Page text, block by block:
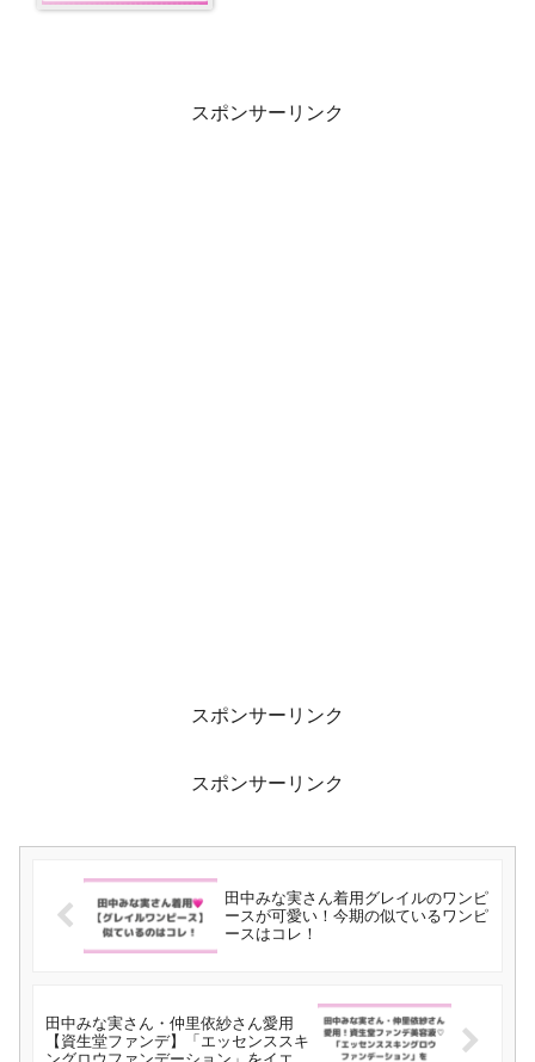
スポンサーリンク
スポンサーリンク
スポンサーリンク
田中みな実さん着用グレイルのワンピ
ースが可愛い！今期の似ているワンピ
ースはコレ！
田中みな実さん・仲里依紗さん愛用
【資生堂ファンデ】「エッセンススキ